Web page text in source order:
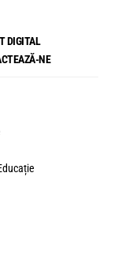
DIGITAL
NE